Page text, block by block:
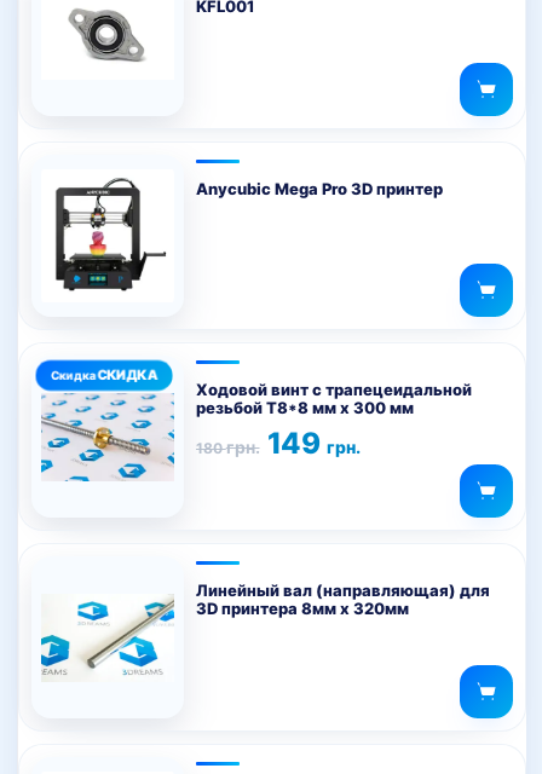
KFL001
Anycubic Mega Pro 3D принтер
Ходовой винт с трапецеидальной
резьбой T8*8 мм х 300 мм
180грн.
Первоначальная
цена
149грн.
Текущая
цена:
Линейный вал (направляющая) для
3D принтера 8мм х 320мм